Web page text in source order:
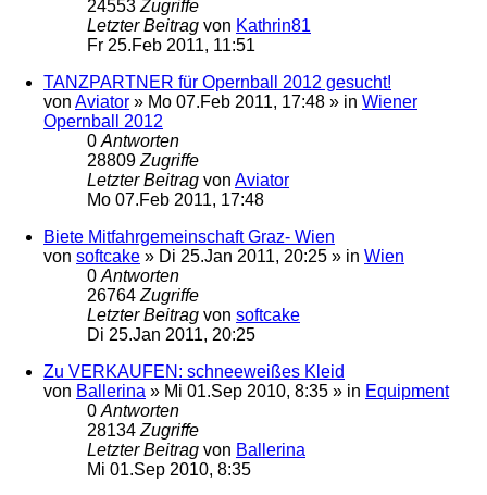
24553 Zugriffe
Letzter Beitrag von Kathrin81
Fr 25.Feb 2011, 11:51
TANZPARTNER für Opernball 2012 gesucht!
von Aviator » Mo 07.Feb 2011, 17:48 » in Wiener
Opernball 2012
0 Antworten
28809 Zugriffe
Letzter Beitrag von Aviator
Mo 07.Feb 2011, 17:48
Biete Mitfahrgemeinschaft Graz- Wien
von softcake » Di 25.Jan 2011, 20:25 » in Wien
0 Antworten
26764 Zugriffe
Letzter Beitrag von softcake
Di 25.Jan 2011, 20:25
Zu VERKAUFEN: schneeweißes Kleid
von Ballerina » Mi 01.Sep 2010, 8:35 » in Equipment
0 Antworten
28134 Zugriffe
Letzter Beitrag von Ballerina
Mi 01.Sep 2010, 8:35